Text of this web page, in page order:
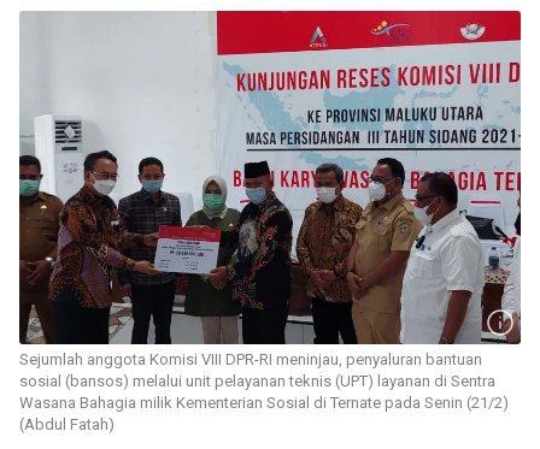
Sejumlah anggota Komisi VIII DPR-RI meninjau, penyaluran bantuan
sosial (bansos) melalui unit pelayanan teknis (UPT) layanan di Sentra
Wasana Bahagia milik Kementerian Sosial di Ternate pada Senin (21/2)
(Abdul Fatah)